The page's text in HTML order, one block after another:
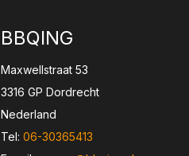
BBQING
Maxwellstraat 53
3316 GP Dordrecht
Nederland
Tel: 06-30365413